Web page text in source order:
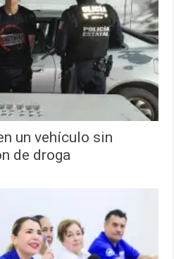
un vehículo sin
de droga